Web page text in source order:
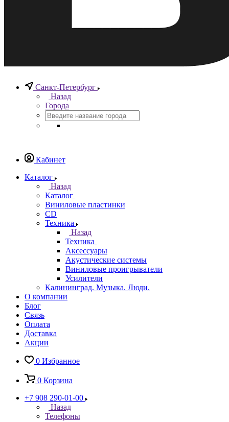
Санкт-Петербург
Назад
Города
Кабинет
Каталог
Назад
Каталог
Виниловые пластинки
CD
Техника
Назад
Техника
Аксессуары
Акустические системы
Виниловые проигрыватели
Усилители
Калининград. Музыка. Люди.
О компании
Блог
Связь
Оплата
Доставка
Акции
0 Избранное
0 Корзина
+7 908 290-01-00
Назад
Телефоны